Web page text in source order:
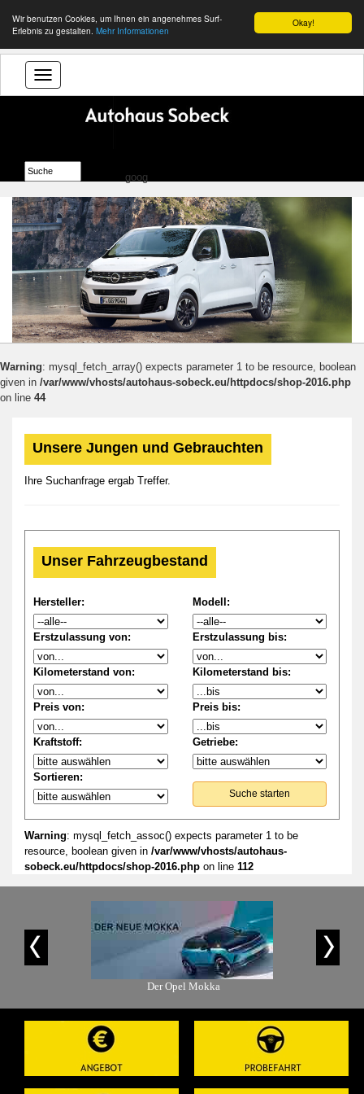
Okay!
Wir benutzen Cookies, um Ihnen ein angenehmes Surf-
Erlebnis zu gestalten. Mehr Informationen
goog
Warning: mysql_fetch_array() expects parameter 1 to be resource, boolean
given in /var/www/vhosts/autohaus-sobeck.eu/httpdocs/shop-2016.php
on line 44
Unsere Jungen und Gebrauchten
Ihre Suchanfrage ergab Treffer.
Unser Fahrzeugbestand
Hersteller: Modell:
Erstzulassung von: Erstzulassung bis:
Kilometerstand von: Kilometerstand bis:
Preis von: Preis bis:
Kraftstoff: Getriebe:
Sortieren:
Suche starten
Warning: mysql_fetch_assoc() expects parameter 1 to be
resource, boolean given in /var/www/vhosts/autohaus-
sobeck.eu/httpdocs/shop-2016.php on line 112
Der Opel Mokka